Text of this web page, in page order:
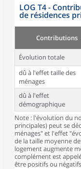
LOG T4 -
de résidences
Contributions
Évolution totale
dû à l'effet taille des
ménages
dû à l'effet
démographique
Note : l'évolution du
principales) peut se
ménages" et l'effet
de la taille moyenne
logement augmente
complément est
être positifs ou